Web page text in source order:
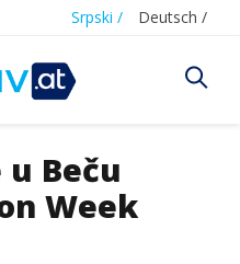
Srpski / Deutsch /
Beču
Week